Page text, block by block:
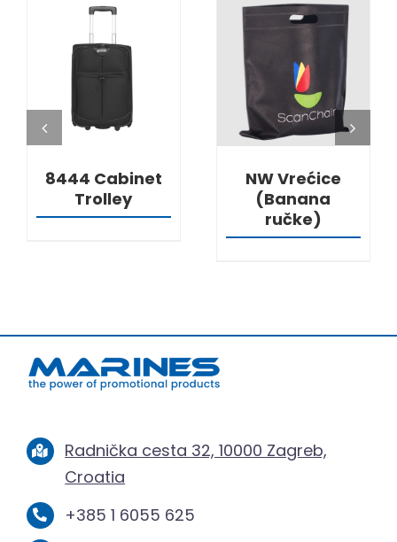
DETALJI
8444 Cabinet
Trolley
DETALJI
NW Vrećice
(Banana
ručke)
Radnička cesta 32, 10000 Zagreb,
Croatia
+385 1 6055 625